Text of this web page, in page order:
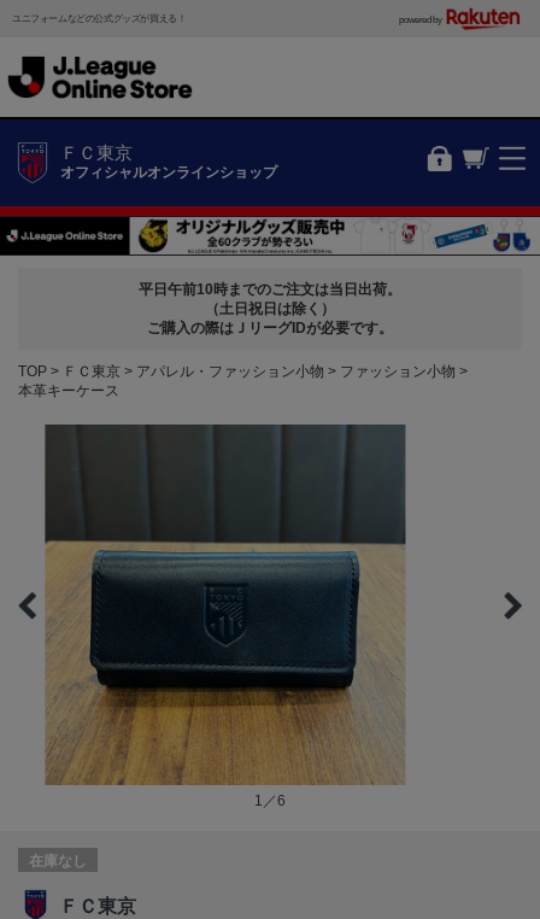
ユニフォームなどの公式グッズが買える！ powered by
ＦＣ東京
オフィシャルオンラインショップ
平日午前10時までのご注文は当日出荷。
（土日祝日は除く）
ご購入の際はＪリーグIDが必要です。
TOP ＦＣ東京 アパレル・ファッション小物
ファッション小物
本革キーケース
1／6
在庫なし
ＦＣ東京